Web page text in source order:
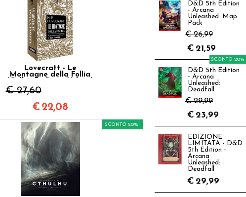
Lovecraft - Le
Montagne della Follia
€ 27,60
€ 22,08
SCONTO 20%
D&D 5th Edition
- Arcana
Unleashed: Map
Pack
€ 26,99
€ 21,59
D&D 5th Edition
- Arcana
Unleashed:
Deadfall
€ 29,99
SCONTO 20%
€ 23,99
EDIZIONE
LIMITATA - D&D
5th Edition -
Arcana
Unleashed:
Deadfall
€ 29,99